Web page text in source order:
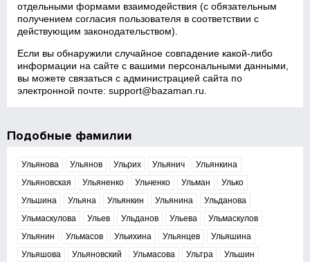
отдельными формами взаимодействия (с обязательным
получением согласия пользователя в соответствии с
действующим законодательством).
Если вы обнаружили случайное совпадение какой‑либо
информации на сайте с вашими персональными данными,
вы можете связаться с администрацией сайта по
электронной почте:support@bazaman.ru
Подобные фамилии
Ульянова Ульянов Ульрих Ульянич
Ульянкина
Ульяновская
Ульяненко Ульченко Ульман
Улько
Ульшина
Ульяна Ульянкин Ульянина
Ульданова
Ульмаскулова
Ульев Ульданов Ульева
Ульмаскулов
Ульянин
Ульмасов Ульихина Ульянцев
Ульяшина
Ульяшова
Ульяновский Ульмасова Ультра Ульшин